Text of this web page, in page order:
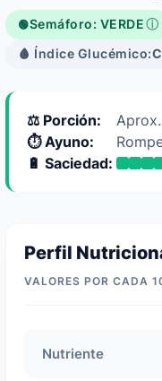
🟢Semáforo: VERDEⓘ
🩸 Índice Glucémico:
⚖️ Porción:
⏱️ Ayuno:
🔋 Saciedad:
Perfil
VALORES POR CADA
Nutriente